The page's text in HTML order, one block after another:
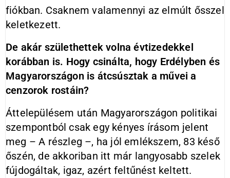
fiókban. Csaknem valamennyi az elmúlt ősszel
keletkezett.
De akár születhettek volna évtizedekkel
korábban is. Hogy csinálta, hogy Erdélyben és
Magyarországon is átcsúsztak a művei a
cenzorok rostáin?
Áttelepülésem után Magyarországon politikai
szempontból csak egy kényes írásom jelent
meg – A részleg –, ha jól emlékszem, 83 késő
őszén, de akkoriban itt már langyosabb szelek
fújdogáltak, igaz, azért feltűnést keltett.